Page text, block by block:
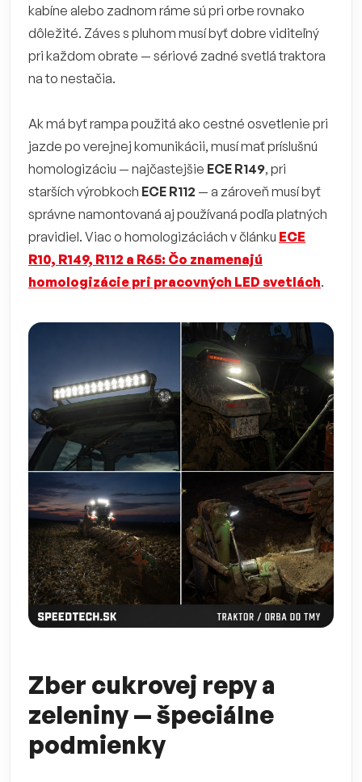
kabíne alebo zadnom ráme sú pri orbe rovnako
dôležité. Záves s pluhom musí byť dobre viditeľný
pri každom obrate — sériové zadné svetlá traktora
na to nestačia.
Ak má byť rampa použitá ako cestné osvetlenie pri
jazde po verejnej komunikácii, musí mať príslušnú
homologizáciu — najčastejšie ECE R149, pri
starších výrobkoch ECE R112 — a zároveň musí byť
správne namontovaná aj používaná podľa platných
pravidiel. Viac o homologizáciách v článku ECE
R10, R149, R112 a R65: Čo znamenajú
homologizácie pri pracovných LED svetlách.
Zber cukrovej repy a
zeleniny — špeciálne
podmienky